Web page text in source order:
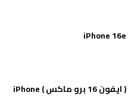
مواصفات وسعر ( ايفون 16 برو ماكس ) iPhone